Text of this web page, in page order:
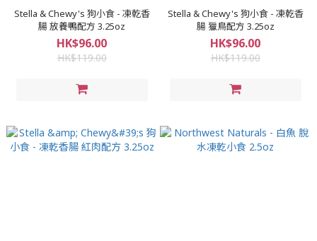
Stella & Chewy's 狗小食 - 凍乾香
腸 放養鴨配方 3.25oz
HK$96.00
HK$119.00
Stella & Chewy's 狗小食 - 凍乾香
腸 獵鳥配方 3.25oz
HK$96.00
HK$119.00